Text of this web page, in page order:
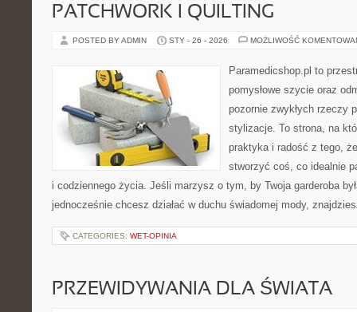
PATCHWORK I QUILTING
POSTED BY ADMIN STY - 26 - 2026 MOŻLIWOŚĆ
Paramedicshop.pl to
pomysłowe szycie oraz
pozornie zwykłych rzeczy
stylizacje. To strona, na
praktyka i radość z tego,
stworzyć coś, co idealnie
i codziennego życia. Jeśli marzysz o tym, by Twoja garderoba
jednocześnie chcesz działać w duchu świadomej mody,
CATEGORIES: WET-OPINIA
PRZEWIDYWANIA DLA ŚWIATA